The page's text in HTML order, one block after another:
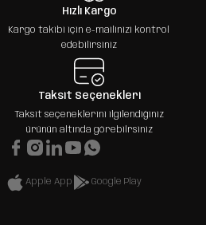
Hızlı Kargo
Kargo takibi için e-mailinizi kontrol
edebilirsiniz
Taksit Seçenekleri
Taksit seçeneklerini ilgilendiğiniz
ürünün altında görebilrsiniz
Apple App Google Play